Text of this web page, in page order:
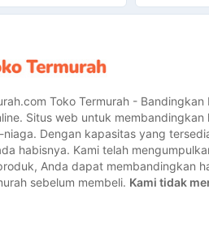
Toko Termurah -
Situs web untuk
Dengan kapasitas yang
habisnya. Kami telah
Anda dapat membandingkan
sebelum membeli. Kami tidak